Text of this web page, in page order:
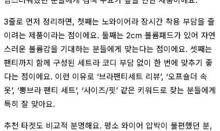
3줄로 먼저 정리하면, 첫째는 노와이어라 장시간 착용 부담을 줄
이려는 제품이라는 점이에요. 둘째는 2cm 볼륨패드가 있어 자연
스러운 볼륨감을 기대하는 분들에게 맞는다는 점이에요. 셋째는
팬티까지 함께 구성된 세트라 코디 부담 없이 한 번에 맞추기 좋
다는 점이에요. 이런 이유로 ‘브라팬티세트 리뷰’, ‘오프숄더 속
옷’, ‘뽕브라 팬티 세트’, ‘사이즈/핏’ 같은 키워드로 찾는 분들에게
특히 잘 맞아요.
추천 타겟도 비교적 분명해요. 평소 와이어 압박이 불편했던 분,